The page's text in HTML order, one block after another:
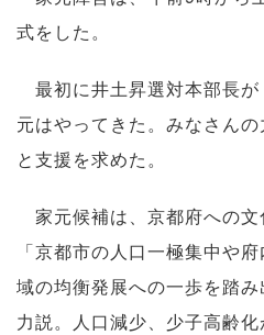
式をした。
最初に井土昇選対本部長
元はやってきた。みなさんの
と支援を求めた。
家元候補は、京都府への文
「京都市の人口一極集中や
域の均衡発展への一歩を踏
力説。人口減少、少子高齢